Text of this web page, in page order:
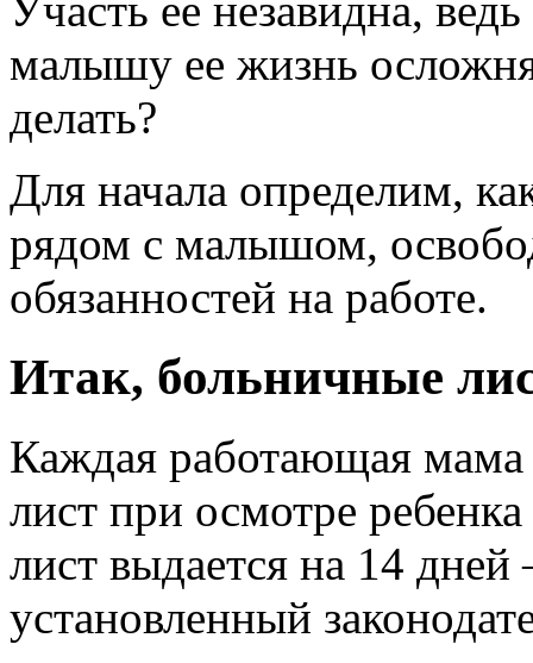
Участь ее незавидна,
малышу ее жизнь
делать?
Для начала определим,
рядом с малышом,
обязанностей на работе.
Итак, больничные
Каждая работающая
лист при осмотре
лист выдается на 14
установленный